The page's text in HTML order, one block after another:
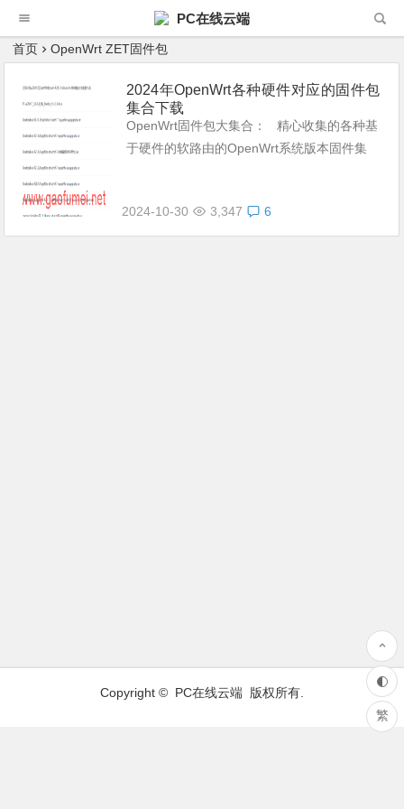
PC在线云端
首页 OpenWrt ZET固件包
2024年OpenWrt各种硬件对应的固件包
集合下载
OpenWrt固件包大集合： 精心收集的各种基
于硬件的软路由的OpenWrt系统版本固件集
2024-10-30
3,347 6
Copyright © PC在线云端 版权所有.
繁